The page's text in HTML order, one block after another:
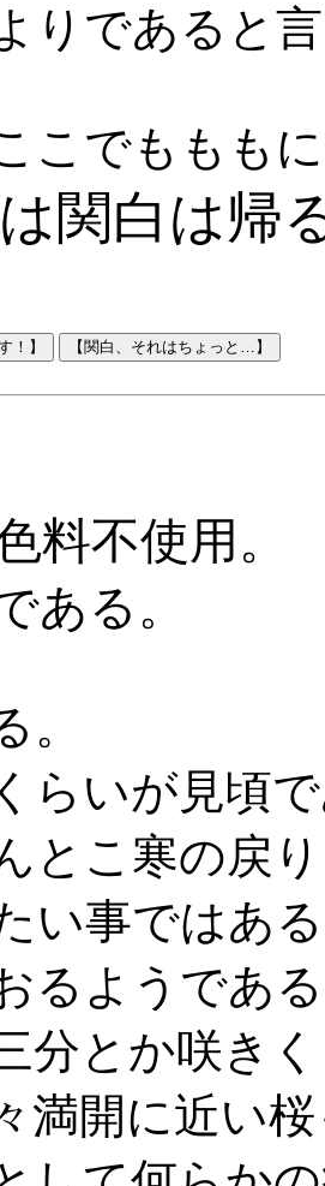
りであると
こでももも
関白は帰
料不使用。
ある。
らいが見頃
とこ寒の戻
い事ではあ
るようであ
分とか咲き
満開に近い